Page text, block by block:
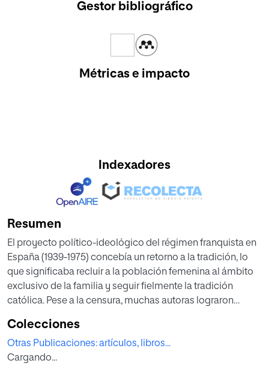
Gestor bibliográfico
Métricas e impacto
Indexadores
Resumen
El proyecto político-ideológico del régimen franquista en
España (1939-1975) concebía un retorno a la tradición, lo
que significaba recluir a la población femenina al ámbito
exclusivo de la familia y seguir fielmente la tradición
católica. Pese a la censura, muchas autoras lograron
fuera con su propia voz o utilizando seudónimos,
refugiándose en la palabra de los personajes de sus
ficciones u oscureciendo el mensaje a través del tono
Colecciones
Otras Publicaciones: artículos, libros...
Cargando...